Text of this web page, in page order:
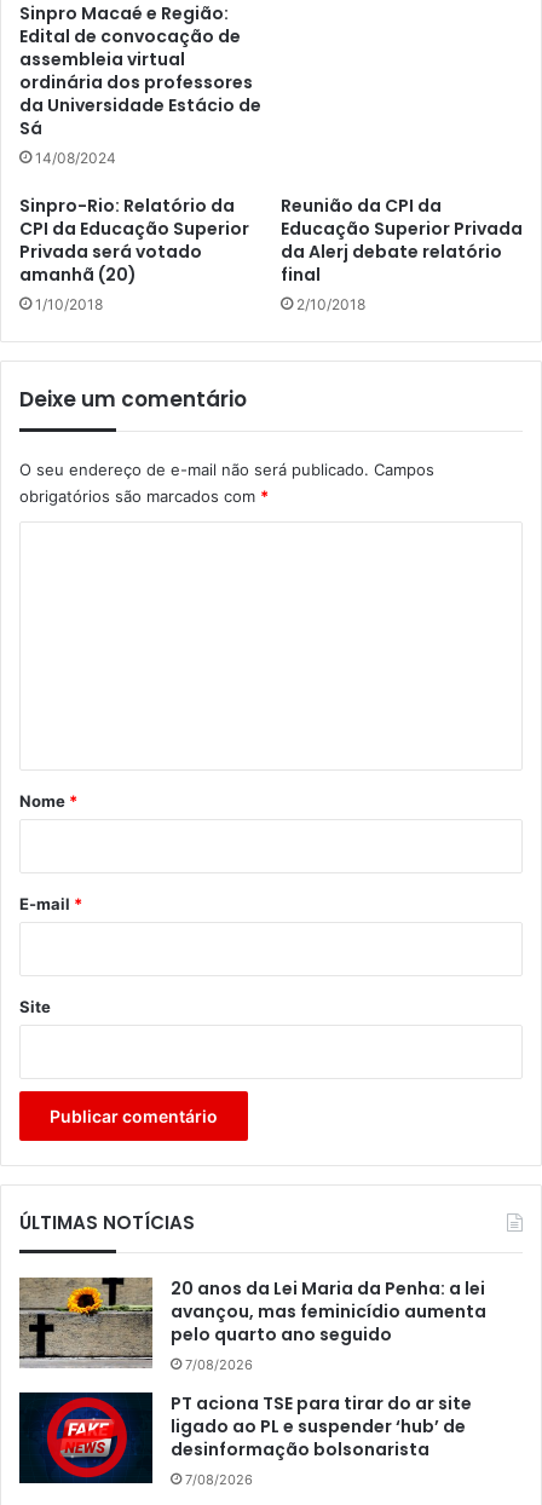
Sinpro Macaé e Região:
Edital de convocação de
assembleia virtual
ordinária dos professores
da Universidade Estácio de
Sá
14/08/2024
Sinpro-Rio: Relatório da
CPI da Educação Superior
Privada será votado
amanhã (20)
1/10/2018
Reunião da CPI da
Educação Superior Privada
da Alerj debate relatório
final
2/10/2018
Deixe um comentário
O seu endereço de e-mail não será publicado. Campos
obrigatórios são marcados com *
r
*
Nome *
E-mail *
Site
ÚLTIMAS NOTÍCIAS
20 anos da Lei Maria da Penha: a lei
avançou, mas feminicídio aumenta
pelo quarto ano seguido
7/08/2026
PT aciona TSE para tirar do ar site
ligado ao PL e suspender ‘hub’ de
desinformação bolsonarista
7/08/2026